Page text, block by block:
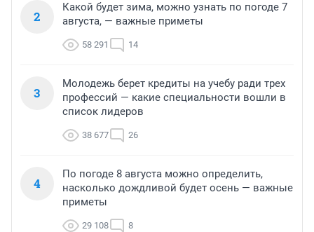
2
Какой будет зима, можно узнать по погоде 7
августа, — важные приметы
58 291 14
3
Молодежь берет кредиты на учебу ради трех
профессий — какие специальности вошли в
список лидеров
38 677 26
4
По погоде 8 августа можно определить,
насколько дождливой будет осень — важные
приметы
29 108 8